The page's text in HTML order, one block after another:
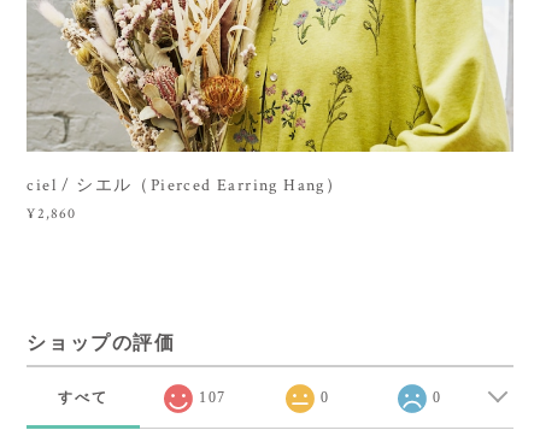
ciel / シエル（Pierced Earring Hang）
¥2,860
ショップの評価
すべて 107 0 0